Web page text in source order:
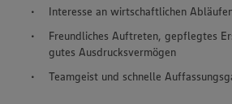
Interesse an wirtschaftlichen
Freundliches Auftreten, gepflegtes
gutes Ausdrucksvermögen
Teamgeist und schnelle